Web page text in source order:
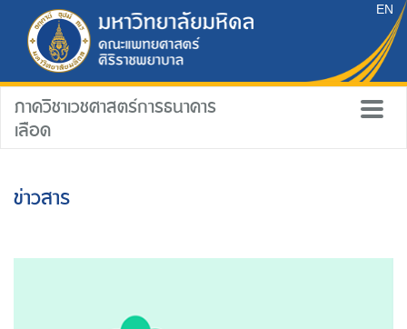
EN
ภาควิชาเวชศาสตร์การธนาคาร
เลือด
ข่าวสาร